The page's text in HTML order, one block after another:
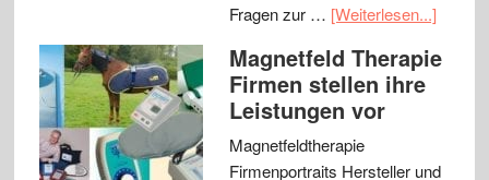
Fragen zur … [Weiterlesen...]
Magnetfeld Therapie
Firmen stellen ihre
Leistungen vor
Magnetfeldtherapie
Firmenportraits Hersteller und